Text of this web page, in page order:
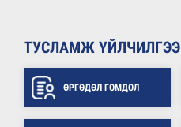
ТУСЛАМЖ ҮЙЛЧИЛГЭЭ
ӨРГӨДӨЛ ГОМДОЛ